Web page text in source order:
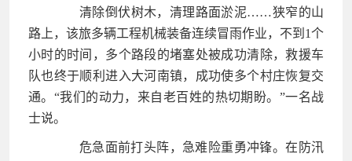
清除倒伏树木，清理路面淤泥……狭窄的山
路上，该旅多辆工程机械装备连续冒雨作业，不到1个
小时的时间，多个路段的堵塞处被成功清除，救援车
队也终于顺利进入大河南镇，成功使多个村庄恢复交
通。“我们的动力，来自老百姓的热切期盼。”一名战
士说。
危急面前打头阵，急难险重勇冲锋。在防汛